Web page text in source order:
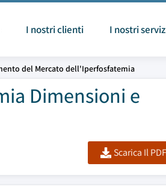
I nostri clienti I nostri
del Mercato dell'Iperfosfatemia
Dimensioni e
Scarica Il